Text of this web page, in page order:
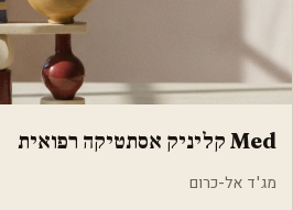
Med קליניק אסתטיקה רפואית
מג'ד אל-כרום